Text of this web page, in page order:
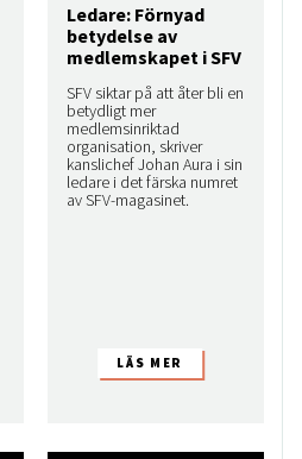
Ledare: Förnyad
betydelse av
medlemskapet i SFV
SFV siktar på att åter bli en
betydligt mer
medlemsinriktad
organisation, skriver
kanslichef Johan Aura i sin
ledare i det färska numret
av SFV-magasinet.